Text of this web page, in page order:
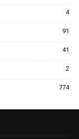
4
91
41
2
774